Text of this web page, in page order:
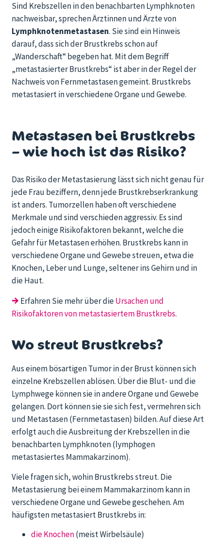
Sind Krebszellen in den benachbarten Lymphknoten
nachweisbar, sprechen Ärztinnen und Ärzte von
Lymphknotenmetastasen. Sie sind ein Hinweis
darauf, dass sich der Brustkrebs schon auf
„Wanderschaft“ begeben hat. Mit dem Begriff
„metastasierter Brustkrebs“ ist aber in der Regel der
Nachweis von Fernmetastasen gemeint. Brustkrebs
metastasiert in verschiedene Organe und Gewebe.
Metastasen bei Brustkrebs
– wie hoch ist das Risiko?
Das Risiko der Metastasierung lässt sich nicht genau für
jede Frau beziffern, denn jede Brustkrebserkrankung
ist anders. Tumorzellen haben oft verschiedene
Merkmale und sind verschieden aggressiv. Es sind
jedoch einige Risikofaktoren bekannt, welche die
Gefahr für Metastasen erhöhen. Brustkrebs kann in
verschiedene Organe und Gewebe streuen, etwa die
Knochen, Leber und Lunge, seltener ins Gehirn und in
die Haut.
→Erfahren Sie mehr über dieUrsachen und
Risikofaktoren von metastasiertem Brustkrebs.
Wo streut Brustkrebs?
Aus einem bösartigen Tumor in der Brust können sich
einzelne Krebszellen ablösen. Über die Blut- und die
Lymphwege können sie in andere Organe und Gewebe
gelangen. Dort können sie sie sich fest, vermehren sich
und Metastasen (Fernmetastasen) bilden. Auf diese Art
erfolgt auch die Ausbreitung der Krebszellen in die
benachbarten Lymphknoten (lymphogen
metastasiertes Mammakarzinom).
Viele fragen sich, wohin Brustkrebs streut. Die
Metastasierung bei einem Mammakarzinom kann in
verschiedene Organe und Gewebe geschehen. Am
häufigsten metastasiert Brustkrebs in:
die Knochen(meist Wirbelsäule)